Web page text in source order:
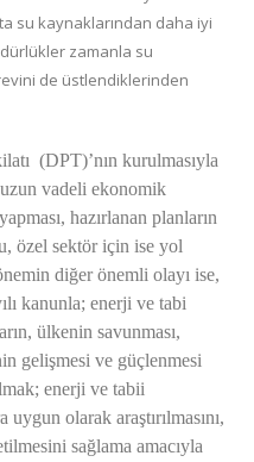
su kaynaklarından daha iyi
zamanla su
de üstlendiklerinden
(DPT)’nın kurulmasıyla
vadeli ekonomik
hazırlanan planların
özel sektör için ise yol
diğer önemli olayı ise,
kanunla; enerji ve tabi
ülkenin savunması,
gelişmesi ve güçlenmesi
enerji ve tabii
olarak araştırılmasını,
sağlama amacıyla